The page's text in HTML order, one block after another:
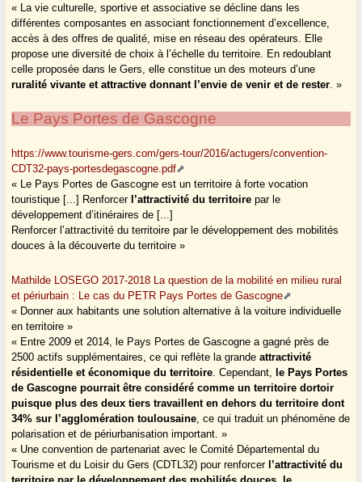
« La vie culturelle, sportive et associative se décline dans les
différentes composantes en associant fonctionnement d’excellence,
accès à des offres de qualité, mise en réseau des opérateurs. Elle
propose une diversité de choix à l’échelle du territoire. En redoublant
celle proposée dans le Gers, elle constitue un des moteurs d’une
ruralité vivante et attractive donnant l’envie de venir et de rester. »
Le Pays Portes de Gascogne
https://www.tourisme-gers.com/gers-tour/2016/actugers/convention-
CDT32-pays-portesdegascogne.pdf
« Le Pays Portes de Gascogne est un territoire à forte vocation
touristique [...] Renforcer l’attractivité du territoire par le
développement d’itinéraires de [...]
Renforcer l’attractivité du territoire par le développement des mobilités
douces à la découverte du territoire »
Mathilde LOSEGO 2017-2018 La question de la mobilité en milieu rural
et périurbain : Le cas du PETR Pays Portes de Gascogne
« Donner aux habitants une solution alternative à la voiture individuelle
en territoire »
« Entre 2009 et 2014, le Pays Portes de Gascogne a gagné près de
2500 actifs supplémentaires, ce qui reflète la grandeattractivité
résidentielle et économique du territoire. Cependant, le Pays Portes
de Gascogne pourrait être considéré comme un territoire dortoir
puisque plus des deux tiers travaillent en dehors du territoire dont
34% sur l’agglomération toulousaine, ce qui traduit un phénomène de
polarisation et de périurbanisation important. »
« Une convention de partenariat avec le Comité Départemental du
Tourisme et du Loisir du Gers (CDTL32) pour renforcer l’attractivité du